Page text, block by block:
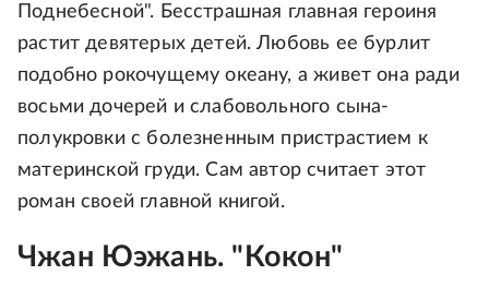
Поднебесной". Бесстрашная главная героиня
растит девятерых детей. Любовь ее бурлит
подобно рокочущему океану, а живет она ради
восьми дочерей и слабовольного сына-
полукровки с болезненным пристрастием к
материнской груди. Сам автор считает этот
роман своей главной книгой.
Чжан Юэжань. "Кокон"